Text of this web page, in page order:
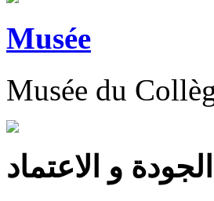
Musée
Musée du
الجودة و الاعتماد